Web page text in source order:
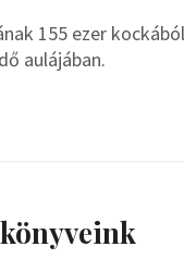
155 ezer
aulájában.